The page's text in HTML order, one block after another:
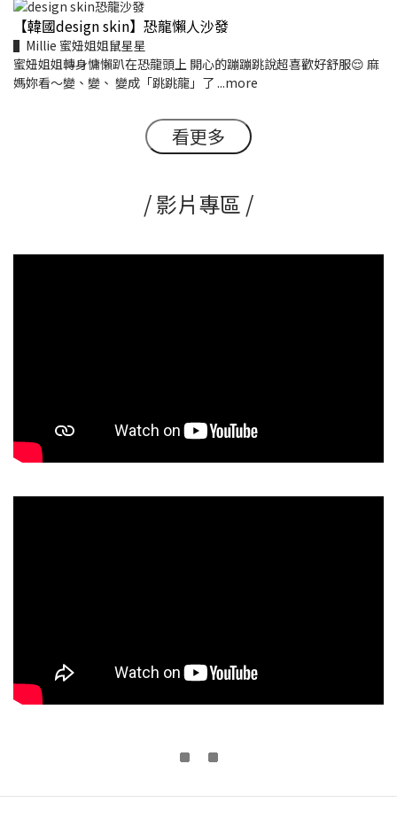
【韓國design skin】恐龍懶人沙發
▌Millie 蜜妞姐姐鼠星星
蜜妞姐姐轉身慵懶趴在恐龍頭上 開心的蹦蹦跳說超喜歡好舒服😌 麻
媽妳看～變、變、 變成「跳跳龍」了 ...more
/ 影片專區 /